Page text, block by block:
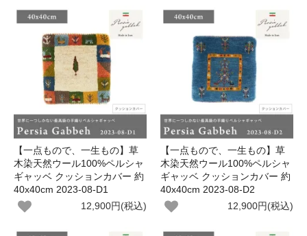
【一点もので、一生もの】草
木染天然ウール100%ペルシャ
ギャッベ クッションカバー 約
40x40cm 2023-08-D1
12,900円(税込)
【一点もので、一生もの】草
木染天然ウール100%ペルシャ
ギャッベ クッションカバー 約
40x40cm 2023-08-D2
12,900円(税込)